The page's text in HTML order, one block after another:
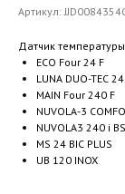
Артикул:
Датчик
ECO Four 24 F
LUNA DUO-TEC
MAIN Four 240 F
NUVOLA-3
NUVOLA3 240 i BS
MS 24 BIC PLUS
UB 120 INOX